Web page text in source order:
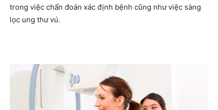
trong việc chẩn đoán xác định bệnh cũng như việc sàng
lọc ung thư vú.